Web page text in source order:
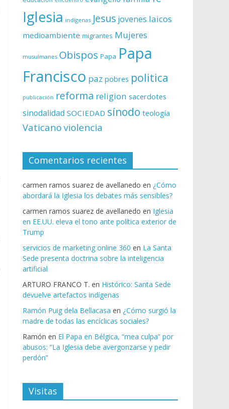
Iglesia indígenas Jesus jovenes laicos
medioambiente migrantes Mujeres
musulmanes Obispos Papa Papa
Francisco paz pobres politica
publicación reforma religion sacerdotes
sinodalidad SOCIEDAD sínodo teología
Vaticano violencia
Comentarios recientes
carmen ramos suarez de avellanedo en ¿Cómo
abordará la Iglesia los debates más sensibles?
carmen ramos suarez de avellanedo en Iglesia
en EE.UU. eleva el tono ante política exterior de
Trump
servicios de marketing online 360 en La Santa
Sede presenta doctrina sobre la inteligencia
artificial
ARTURO FRANCO T. en Histórico: Santa Sede
devuelve artefactos indígenas
Ramón Puig dela Bellacasa en ¿Cómo surgió la
madre de todas las encíclicas sociales?
Ramón en El Papa en Bélgica, “mea culpa” por
abusos: “La Iglesia debe avergonzarse y pedir
perdón”
Visitas